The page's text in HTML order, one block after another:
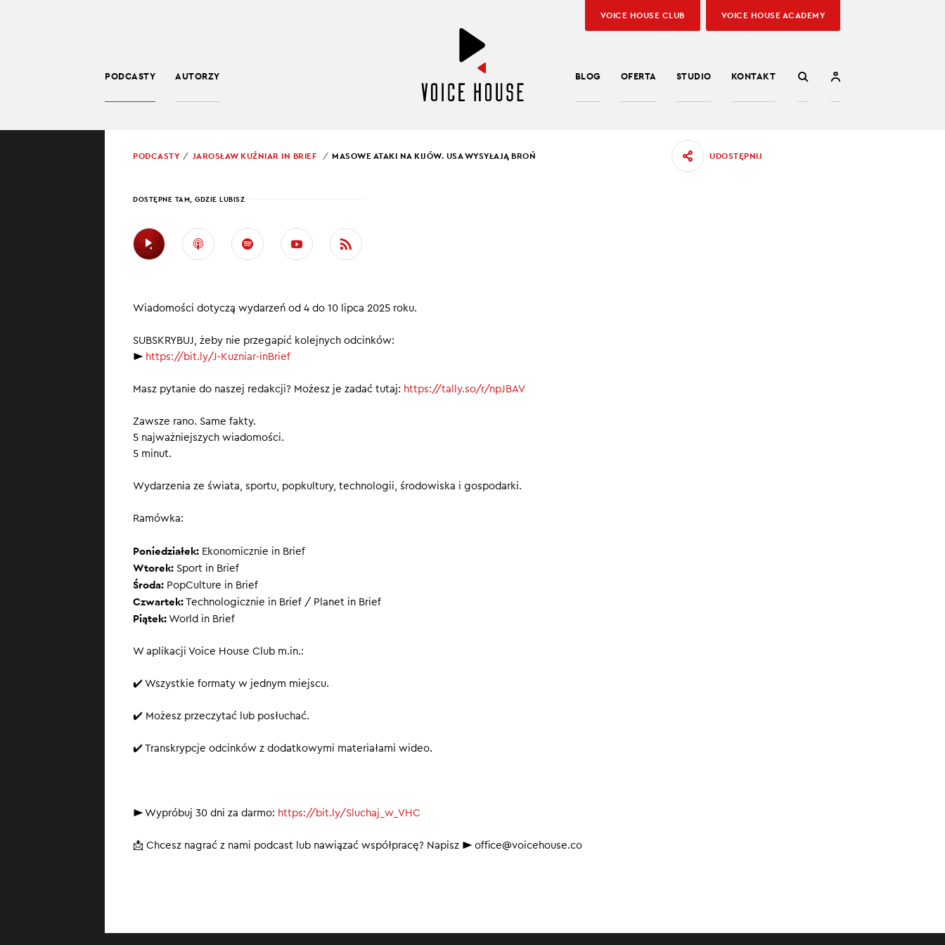
PODCASTY AUTORZY BLOG OFERTA STUDIO KONTAKT
VOICE HOUSE CLUB VOICE HOUSE ACADEMY
PROWADZĄCY:
MASOWE ATAKI NA KIJÓW. USA
WYSYŁAJĄ BROŃ
USA uderza sankcjami w ONZ
PODCASTY
JAROSŁAW KUŹNIAR IN BRIEF MASOWE ATAKI NA KIJÓW. USA WYSYŁAJĄ BROŃ UDOSTĘPNIJ
DOSTĘPNE TAM, GDZIE LUBISZ
Wiadomości dotyczą wydarzeń od 4 do 10 lipca 2025 roku.
SUBSKRYBUJ, żeby nie przegapić kolejnych odcinków:
► https://bit.ly/J-Kuzniar-inBrief
Masz pytanie do naszej redakcji? Możesz je zadać tutaj: https://tally.so/r/npJBAV
Zawsze rano. Same fakty.
5 najważniejszych wiadomości.
5 minut.
Wydarzenia ze świata, sportu, popkultury, technologii, środowiska i gospodarki.
Ramówka:
Poniedziałek: Ekonomicznie in Brief
Wtorek: Sport in Brief
Środa: PopCulture in Brief
Czwartek: Technologicznie in Brief / Planet in Brief
Piątek: World in Brief
W aplikacji Voice House Club m.in.:
✔️ Wszystkie formaty w jednym miejscu.
✔️ Możesz przeczytać lub posłuchać.
✔️ Transkrypcje odcinków z dodatkowymi materiałami wideo.
► Wypróbuj 30 dni za darmo: https://bit.ly/Sluchaj_w_VHC
📩 Chcesz nagrać z nami podcast lub nawiązać współpracę? Napisz ► office@voicehouse.co